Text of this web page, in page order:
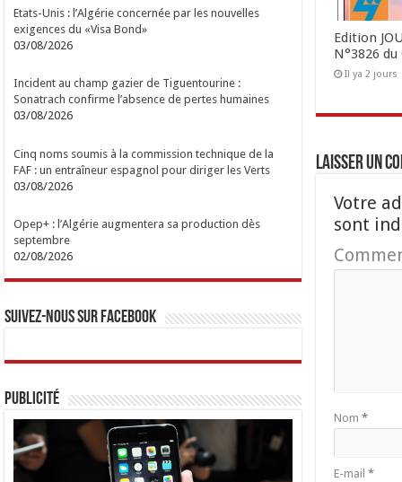
Edition
N°3826
Il ya 2 jours
Laisser un
Votre
sont
Nom *
E-mail *
Etats-Unis : l’Algérie concernée par les nouvelles
exigences du «Visa Bond»
03/08/2026
Incident au champ gazier de Tiguentourine :
Sonatrach confirme l’absence de pertes humaines
03/08/2026
Cinq noms soumis à la commission technique de la
FAF : un entraîneur espagnol pour diriger les Verts
03/08/2026
Opep+ : l’Algérie augmentera sa production dès
septembre
02/08/2026
Suivez-nous sur Facebook
Publicité